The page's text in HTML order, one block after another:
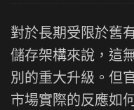
對於長期受限於舊
儲存架構來說，這
別的重大升級。但
市場實際的反應如